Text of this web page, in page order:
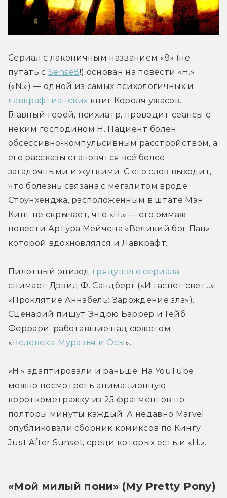
Сериал с лаконичным названием «8» (не
путать с Sense8!) основан на повести «Н.»
лавкрафтианских книг Короля ужасов.
Главный герой, психиатр, проводит сеансы с
неким господином Н. Пациент болен
обсессивно-компульсивным расстройством, а
его рассказы становятся всё более
загадочными и жуткими. С его слов выходит,
что болезнь связана с мегалитом вроде
Стоунхенджа, расположенным в штате Мэн.
Кинг не скрывает, что «Н.» — его оммаж
повести Артура Мейчена «Великий бог Пан»,
которой вдохновлялся и Лавкрафт.
Пилотный эпизод грядущего сериала
снимает Дэвид Ф. Сандберг («И гаснет свет...»,
«Проклятие Аннабель: Зарождение зла»).
Сценарий пишут Эндрю Баррер и Гейб
Феррари, работавшие над сюжетом
«Человека-Муравья и Осы».
«Н.» адаптировали и раньше. На YouTube
можно посмотреть анимационную
короткометражку из 25 фрагментов по
полторы минуты каждый. А недавно Marvel
опубликовали сборник комиксов по Кингу
Just After Sunset, среди которых есть и «Н.».
«Мой милый пони» (My Pretty Pony)